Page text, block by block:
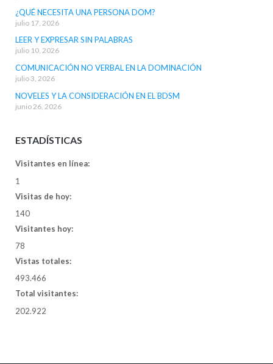
¿QUÉ NECESITA UNA PERSONA DOM?
julio 17, 2026
LEER Y EXPRESAR SIN PALABRAS
julio 10, 2026
COMUNICACIÓN NO VERBAL EN LA DOMINACIÓN
julio 3, 2026
NOVELES Y LA CONSIDERACIÓN EN EL BDSM
junio 26, 2026
ESTADÍSTICAS
Visitantes en línea:
1
Visitas de hoy:
140
Visitantes hoy:
78
Vistas totales:
493.466
Total visitantes:
202.922